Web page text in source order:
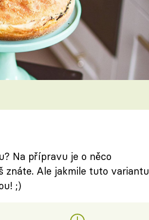
Na přípravu je o něco
znáte. Ale jakmile tuto variantu
;)